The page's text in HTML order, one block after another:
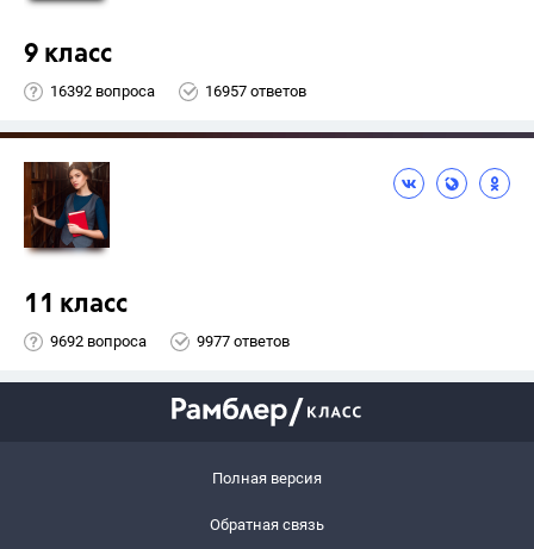
9 класс
16392 вопроса 16957 ответов
11 класс
9692 вопроса 9977 ответов
Полная версия
Обратная связь